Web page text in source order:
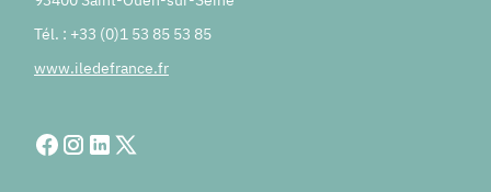
Tél. : +33 (0)1 53 85 53 85
www.iledefrance.fr